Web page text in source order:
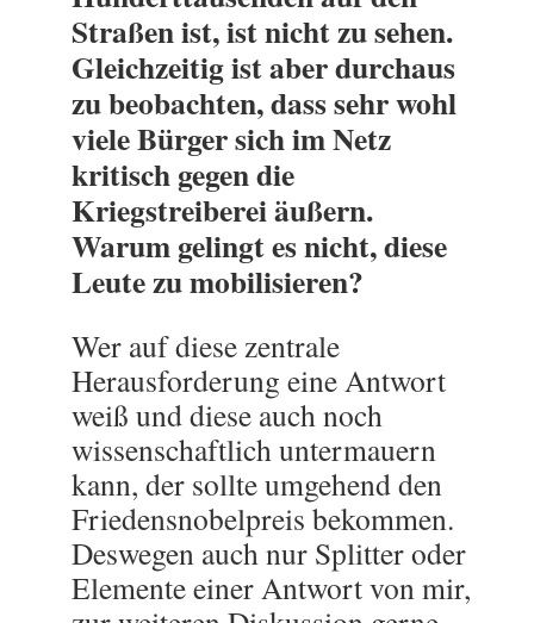
Straßen ist, ist nicht zu sehen.
Gleichzeitig ist aber durchaus
zu beobachten, dass sehr wohl
viele Bürger sich im Netz
kritisch gegen die
Kriegstreiberei äußern.
Warum gelingt es nicht, diese
Leute zu mobilisieren?
Wer auf diese zentrale
Herausforderung eine Antwort
weiß und diese auch noch
wissenschaftlich untermauern
kann, der sollte umgehend den
Friedensnobelpreis bekommen.
Deswegen auch nur Splitter oder
Elemente einer Antwort von mir,